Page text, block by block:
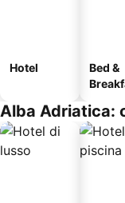
Hotel
Bed &
Alba Adriatica: